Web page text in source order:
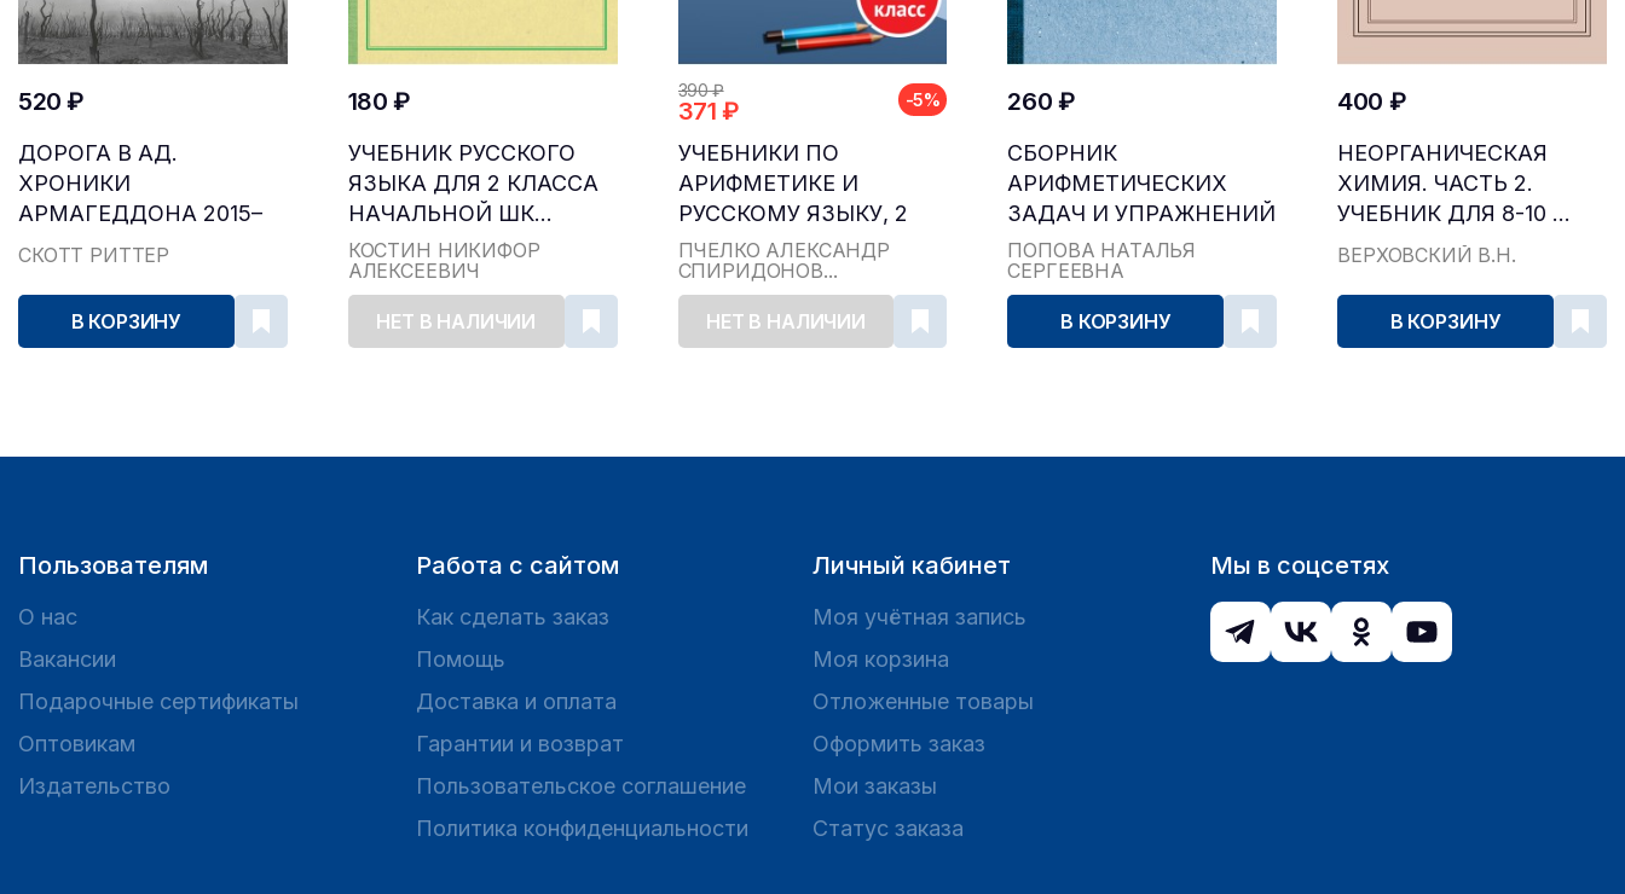
520 ₽
ДОРОГА В АД.
ХРОНИКИ
АРМАГЕДДОНА 2015–
2024
СКОТТ РИТТЕР
В КОРЗИНУ
180 ₽
УЧЕБНИК РУССКОГО
ЯЗЫКА ДЛЯ 2 КЛАССА
НАЧАЛЬНОЙ ШК...
КОСТИН НИКИФОР
АЛЕКСЕЕВИЧ
НЕТ В НАЛИЧИИ
390 ₽
371 ₽ -5%
УЧЕБНИКИ ПО
АРИФМЕТИКЕ И
РУССКОМУ ЯЗЫКУ, 2
КЛАСС...
ПЧЁЛКО АЛЕКСАНДР
СПИРИДОНОВ...
НЕТ В НАЛИЧИИ
260 ₽
СБОРНИК
АРИФМЕТИЧЕСКИХ
ЗАДАЧ И УПРАЖНЕНИЙ
ДЛЯ НА...
ПОПОВА НАТАЛЬЯ
СЕРГЕЕВНА
В КОРЗИНУ
400 ₽
НЕОРГАНИЧЕСКАЯ
ХИМИЯ. ЧАСТЬ 2.
УЧЕБНИК ДЛЯ 8-10 ...
ВЕРХОВСКИЙ В.Н.
В КОРЗИНУ
Пользователям
О нас
Вакансии
Подарочные сертификаты
Оптовикам
Издательство
Работа с сайтом
Как сделать заказ
Помощь
Доставка и оплата
Гарантии и возврат
Пользовательское соглашение
Политика конфиденциальности
Личный кабинет
Моя учётная запись
Моя корзина
Отложенные товары
Оформить заказ
Мои заказы
Статус заказа
Мы в соцсетях